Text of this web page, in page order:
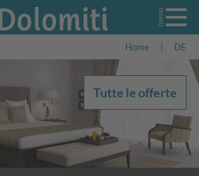
Home DE
Tutte le offerte